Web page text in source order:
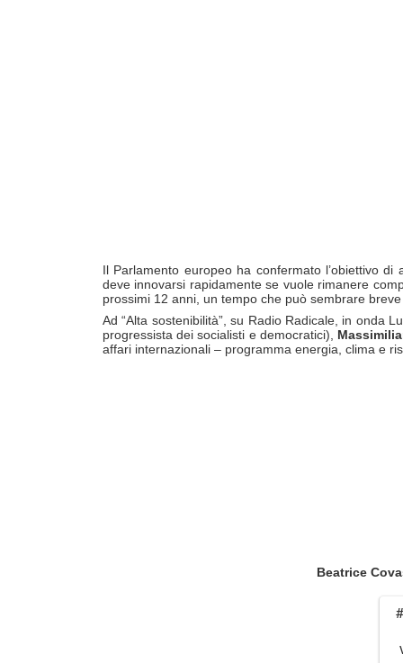
Il Parlamento europeo ha confermato l’obiettivo
deve innovarsi rapidamente se vuole rimanere
prossimi 12 anni, un tempo che può sembrare
Ad “Alta sostenibilità”, su Radio Radicale, in onda
progressista dei socialisti e democratici),
affari internazionali – programma energia, clima e
Beatrice